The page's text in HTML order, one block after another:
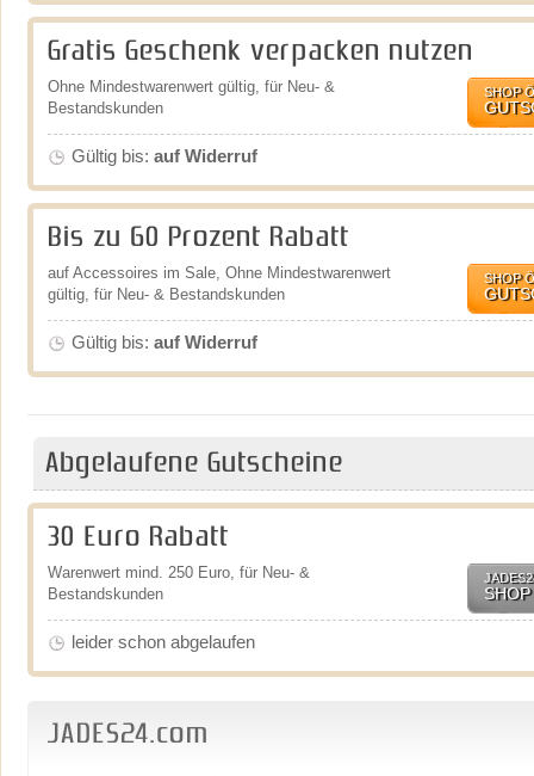
Gratis Geschenk verpacken nutzen
Ohne Mindestwarenwert gültig, für Neu- &
Bestandskunden
SHOP
Gültig bis: auf Widerruf
Bis zu 60 Prozent Rabatt
auf Accessoires im Sale, Ohne Mindestwarenwert
gültig, für Neu- & Bestandskunden
SHOP
Gültig bis: auf Widerruf
Abgelaufene Gutscheine
30 Euro Rabatt
Warenwert mind. 250 Euro, für Neu- &
Bestandskunden
leider schon abgelaufen
JADES24.com